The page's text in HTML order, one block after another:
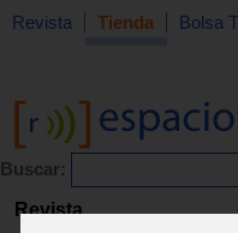
Revista Tienda Bolsa
Buscar:
Revista